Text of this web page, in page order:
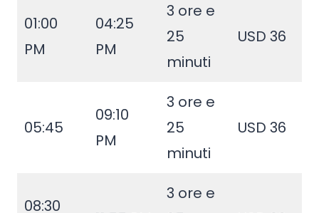
01:00
PM
04:25
PM
3 ore e
25
minuti
USD 36
05:45
09:10
PM
3 ore e
25
minuti
USD 36
08:30
3 ore e